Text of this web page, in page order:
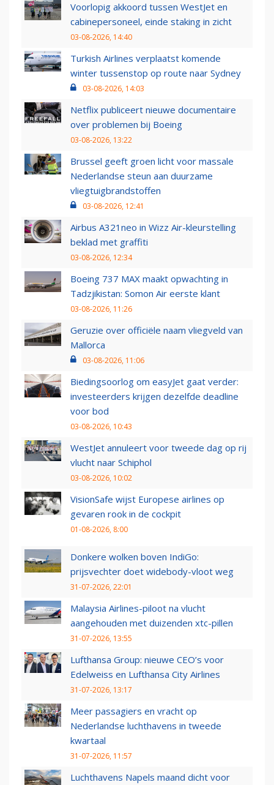
Voorlopig akkoord tussen WestJet en
cabinepersoneel, einde staking in zicht
03-08-2026, 14:40
Turkish Airlines verplaatst komende
winter tussenstop op route naar Sydney
03-08-2026, 14:03
Netflix publiceert nieuwe documentaire
over problemen bij Boeing
03-08-2026, 13:22
Brussel geeft groen licht voor massale
Nederlandse steun aan duurzame
vliegtuigbrandstoffen
03-08-2026, 12:41
Airbus A321neo in Wizz Air-kleurstelling
beklad met graffiti
03-08-2026, 12:34
Boeing 737 MAX maakt opwachting in
Tadzjikistan: Somon Air eerste klant
03-08-2026, 11:26
Geruzie over officiële naam vliegveld van
Mallorca
03-08-2026, 11:06
Biedingsoorlog om easyJet gaat verder:
investeerders krijgen dezelfde deadline
voor bod
03-08-2026, 10:43
WestJet annuleert voor tweede dag op rij
vlucht naar Schiphol
03-08-2026, 10:02
VisionSafe wijst Europese airlines op
gevaren rook in de cockpit
01-08-2026, 8:00
Donkere wolken boven IndiGo:
prijsvechter doet widebody-vloot weg
31-07-2026, 22:01
Malaysia Airlines-piloot na vlucht
aangehouden met duizenden xtc-pillen
31-07-2026, 13:55
Lufthansa Group: nieuwe CEO’s voor
Edelweiss en Lufthansa City Airlines
31-07-2026, 13:17
Meer passagiers en vracht op
Nederlandse luchthavens in tweede
kwartaal
31-07-2026, 11:57
Luchthavens Napels maand dicht voor